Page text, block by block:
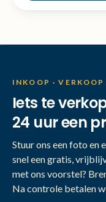
INKOOP · VERKOOP
Iets te
24 uur een
Stuur ons een foto en
snel een gratis,
met ons voorstel?
Na controle betalen